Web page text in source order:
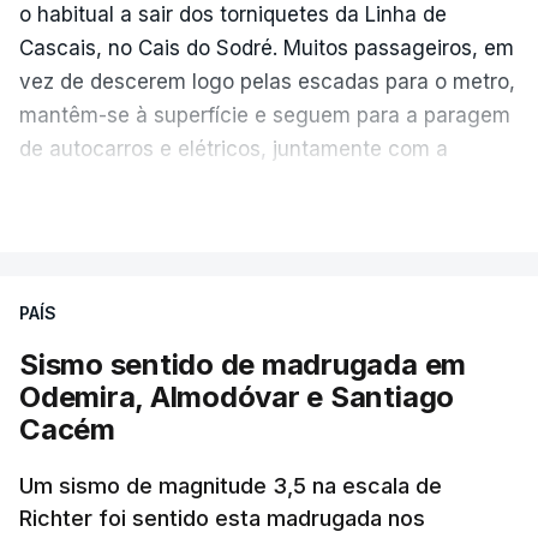
estabelecido em julho de 2023, com 20,89°C.
Este recorde é enquadrado pelos cientistas do
tendência mais ampla de
Estas ondas de calor marinhas afetaram
vários os impactos. Nos ecossistemas marinhos,
por exemplo, háalteração das rotas migratórias
de espécies
Nas populações costeiras surgem “impactos
o habitual a sair dos torniquetes da Linha de
Cascais, no Cais do Sodré. Muitos passageiros, em
vez de descerem logo pelas escadas para o metro,
mantêm-se à superfície e seguem para a paragem
de autocarros e elétricos, juntamente com a
de ponta, à medida que aparecem várias
carreiras
. Gisela Relvas não costuma estar nesta
fila. “Vai transtornar o mês de agosto
praticamente todo”
, desabafa, procurando esta
minutos a mais” na chegada ao trabalho.
PAÍS
Sismo sentido de madrugada em
Odemira, Almodóvar e Santiago
Cacém
Um sismo de magnitude 3,5 na escala de
Richter foi sentido esta madrugada nos